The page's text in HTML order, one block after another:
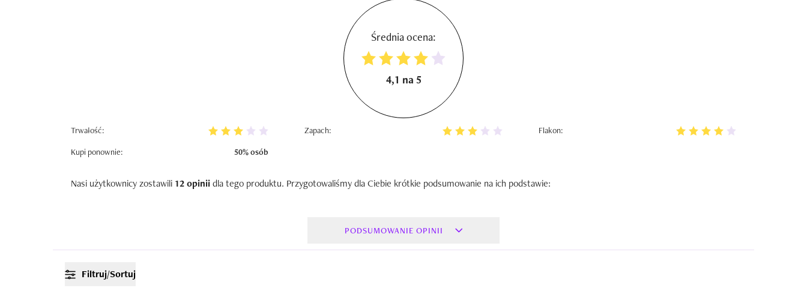
Średnia ocena:
4,1 na 5
Trwałość: Zapach:
Flakon:
Kupi ponownie:
50% osób
Nasi użytkownicy zostawili 12 opiniidla tego produktu. Przygotowaliśmy dla Ciebie krótkie podsumowanie na ich podstawie:
PODSUMOWANIE OPINII
Filtruj/Sortuj